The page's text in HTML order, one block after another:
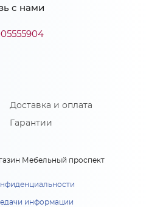
с нами
Доставка и оплата
Гарантии
Мебельный проспект
информации